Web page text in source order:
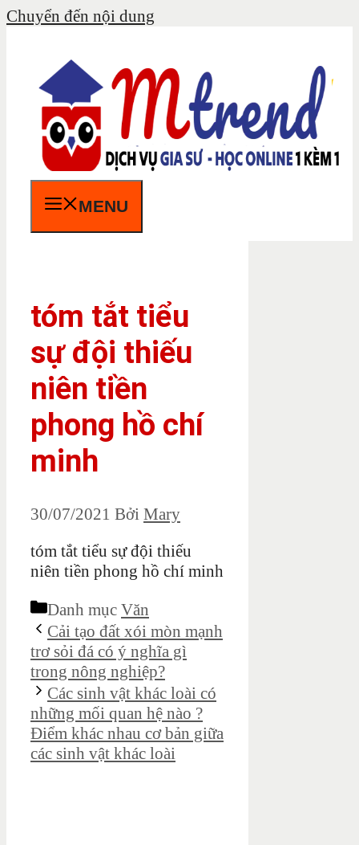
Chuyển đến nội dung
MENU
tóm tắt tiểu
sự đội thiếu
niên tiền
phong hồ chí
minh
30/07/2021 Bởi Mary
tóm tắt tiểu sự đội thiếu
niên tiền phong hồ chí minh
Danh mục Văn
Cải tạo đất xói mòn mạnh
trơ sỏi đá có ý nghĩa gì
trong nông nghiệp?
Các sinh vật khác loài có
những mối quan hệ nào ?
Điểm khác nhau cơ bản giữa
các sinh vật khác loài